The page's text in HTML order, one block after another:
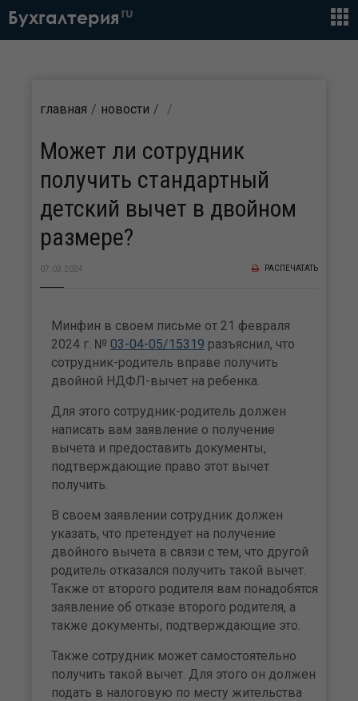
Бухгалтерия ru
главная новости
Может ли сотрудник
получить стандартный
детский вычет в двойном
размере?
07.03.2024 РАСПЕЧАТАТЬ
Минфин в своем письме от 21 февраля
2024 г. № 03-04-05/15319 разъяснил, что
сотрудник-родитель вправе получить
двойной НДФЛ-вычет на ребенка.
Для этого сотрудник-родитель должен
написать вам заявление о получение
вычета и предоставить документы,
подтверждающие право этот вычет
получить.
В своем заявлении сотрудник должен
указать, что претендует на получение
двойного вычета в связи с тем, что другой
родитель отказался получить такой вычет.
Также от второго родителя вам понадобятся
заявление об отказе второго родителя, а
также документы, подтверждающие это.
Также сотрудник может самостоятельно
получить такой вычет. Для этого он должен
подать в налоговую по месту жительства